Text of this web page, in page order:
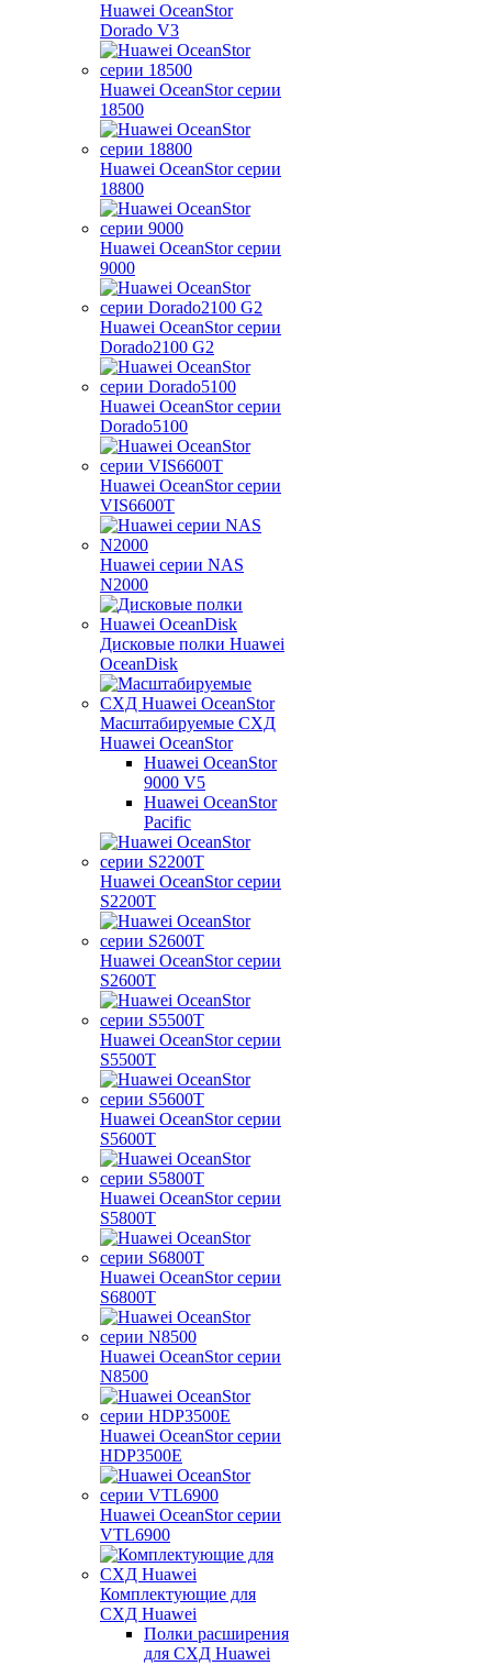
Huawei OceanStor
Dorado V3
Huawei OceanStor серии
18500
Huawei OceanStor серии
18800
Huawei OceanStor серии
9000
Huawei OceanStor серии
Dorado2100 G2
Huawei OceanStor серии
Dorado5100
Huawei OceanStor серии
VIS6600T
Huawei серии NAS
N2000
Дисковые полки Huawei
OceanDisk
Масштабируемые СХД
Huawei OceanStor
Huawei OceanStor
9000 V5
Huawei OceanStor
Pacific
Huawei OceanStor серии
S2200T
Huawei OceanStor серии
S2600T
Huawei OceanStor серии
S5500T
Huawei OceanStor серии
S5600T
Huawei OceanStor серии
S5800T
Huawei OceanStor серии
S6800T
Huawei OceanStor серии
N8500
Huawei OceanStor серии
HDP3500E
Huawei OceanStor серии
VTL6900
Комплектующие для
СХД Huawei
Полки расширения
для СХД Huawei